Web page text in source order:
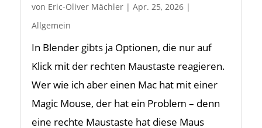
von Eric-Oliver Mächler| Apr. 25, 2026|
Allgemein
In Blender gibts ja Optionen, die nur auf
Klick mit der rechten Maustaste reagieren.
Wer wie ich aber einen Mac hat mit einer
Magic Mouse, der hat ein Problem – denn
eine rechte Maustaste hat diese Maus